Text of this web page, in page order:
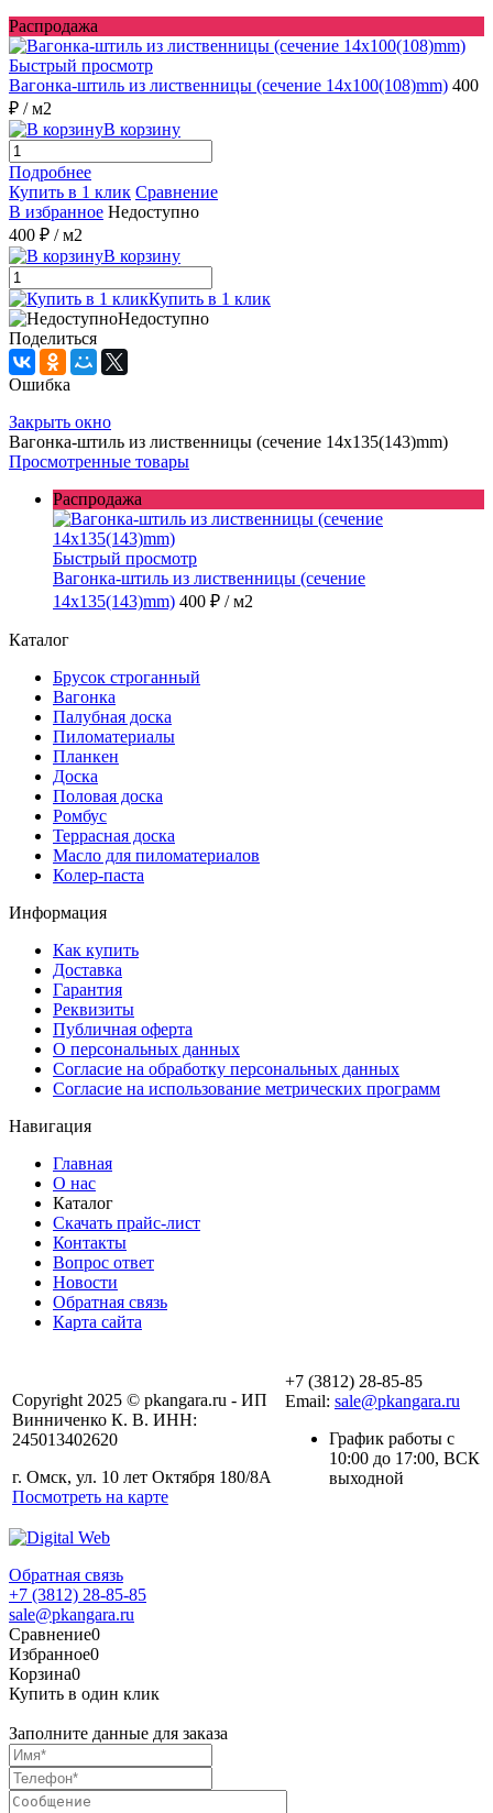
Распродажа
Быстрый просмотр
Вагонка-штиль из лиственницы (сечение 14x100(108)mm) 400
₽ / м2
В корзину
Подробнее
Купить в 1 клик Сравнение
В избранное Недоступно
400 ₽ / м2
В корзину
Купить в 1 клик
Недоступно
Поделиться
Ошибка
Закрыть окно
Вагонка-штиль из лиственницы (сечение 14x135(143)mm)
Просмотренные товары
Распродажа
Быстрый просмотр
Вагонка-штиль из лиственницы (сечение
14x135(143)mm) 400 ₽ / м2
Каталог
Брусок строганный
Вагонка
Палубная доска
Пиломатериалы
Планкен
Доска
Половая доска
Ромбус
Террасная доска
Масло для пиломатериалов
Колер-паста
Информация
Как купить
Доставка
Гарантия
Реквизиты
Публичная оферта
О персональных данных
Согласие на обработку персональных данных
Согласие на использование метрических программ
Навигация
Главная
О нас
Каталог
Скачать прайс-лист
Контакты
Вопрос ответ
Новости
Обратная связь
Карта сайта
Copyright 2025 © pkangara.ru - ИП
Винниченко К. В. ИНН:
245013402620
г. Омск, ул. 10 лет Октября 180/8А
Посмотреть на карте
+7 (3812) 28-85-85
Email: sale@pkangara.ru
График работы с
10:00 до 17:00, ВСК
выходной
Обратная связь
+7 (3812) 28-85-85
sale@pkangara.ru
Сравнение0
Избранное0
Корзина0
Купить в один клик
Заполните данные для заказа